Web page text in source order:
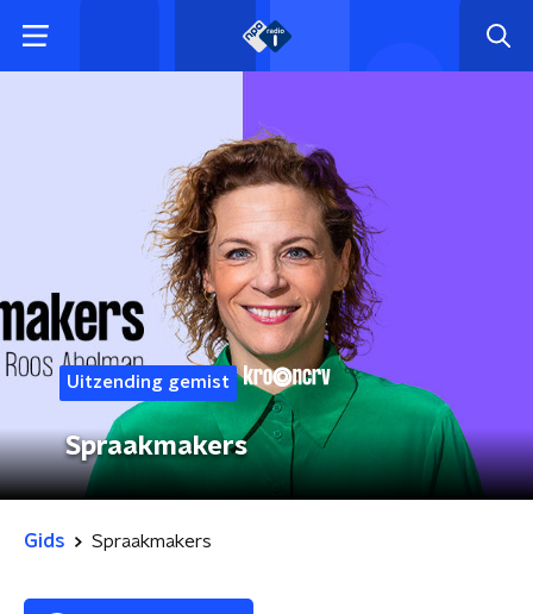
Uitzending gemist
Spraakmakers
Gids Spraakmakers